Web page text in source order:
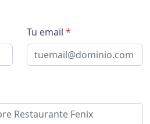
Tu email *